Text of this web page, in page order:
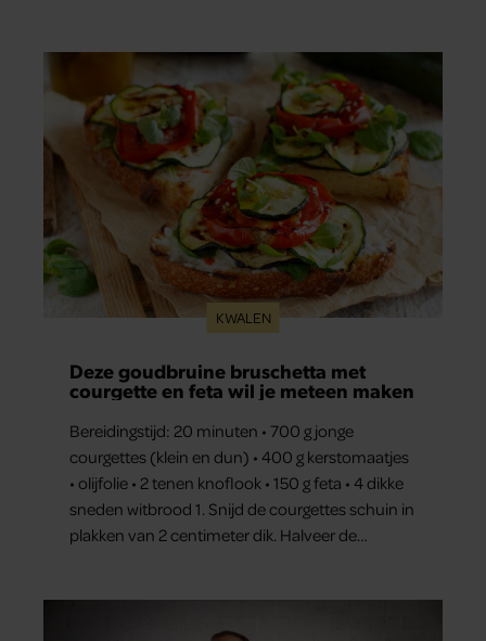
KWALEN
Deze goudbruine bruschetta met
courgette en feta wil je meteen maken
Bereidingstijd: 20 minuten • 700 g jonge
courgettes (klein en dun) • 400 g kerstomaatjes
• olijfolie • 2 tenen knoflook • 150 g feta • 4 dikke
sneden witbrood 1. Snijd de courgettes schuin in
plakken van 2 centimeter dik. Halveer de